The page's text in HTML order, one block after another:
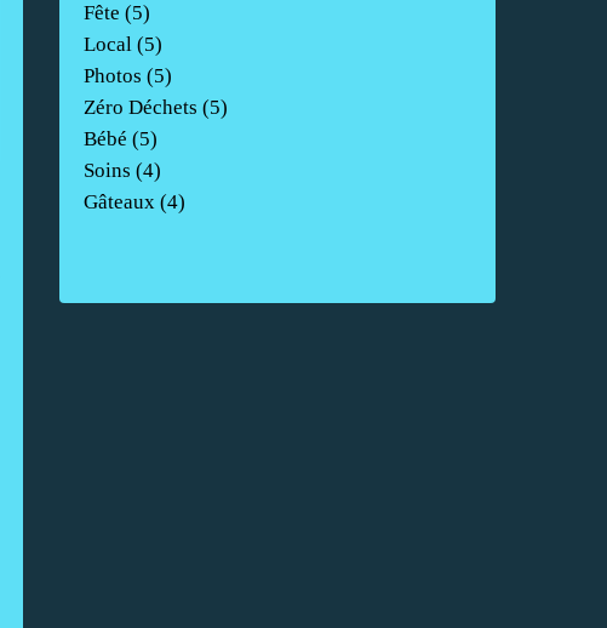
Fête (5)
Local (5)
Photos (5)
Zéro Déchets (5)
Bébé (5)
Soins (4)
Gâteaux (4)